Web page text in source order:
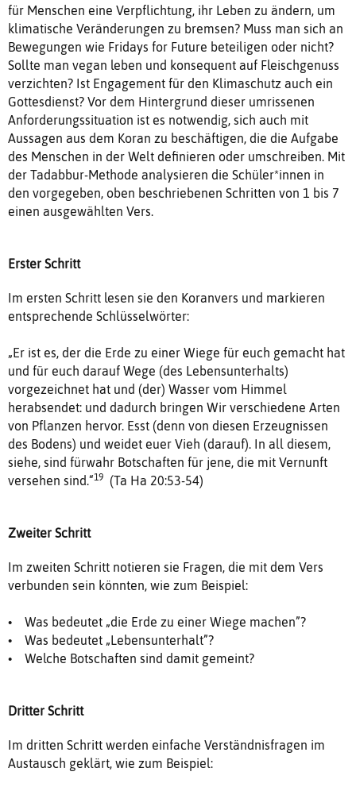
für Menschen eine Verpflichtung, ihr Leben zu ändern, um
klimatische Veränderungen zu bremsen? Muss man sich an
Bewegungen wie Fridays for Future beteiligen oder nicht?
Sollte man vegan leben und konsequent auf Fleischgenuss
verzichten? Ist Engagement für den Klimaschutz auch ein
Gottesdienst? Vor dem Hintergrund dieser umrissenen
Anforderungssituation ist es notwendig, sich auch mit
Aussagen aus dem Koran zu beschäftigen, die die Aufgabe
des Menschen in der Welt definieren oder umschreiben. Mit
der Tadabbur-Methode analysieren die Schüler*innen in
den vorgegeben, oben beschriebenen Schritten von 1 bis 7
einen ausgewählten Vers.
Erster Schritt
Im ersten Schritt lesen sie den Koranvers und markieren
entsprechende Schlüsselwörter:
„Er ist es, der die Erde zu einer Wiege für euch gemacht hat
und für euch darauf Wege (des Lebensunterhalts)
vorgezeichnet hat und (der) Wasser vom Himmel
herabsendet: und dadurch bringen Wir verschiedene Arten
von Pflanzen hervor. Esst (denn von diesen Erzeugnissen
des Bodens) und weidet euer Vieh (darauf). In all diesem,
siehe, sind fürwahr Botschaften für jene, die mit Vernunft
versehen sind.“19 (Ta Ha 20:53-54)
Zweiter Schritt
Im zweiten Schritt notieren sie Fragen, die mit dem Vers
verbunden sein könnten, wie zum Beispiel:
• Was bedeutet „die Erde zu einer Wiege machen”?
• Was bedeutet „Lebensunterhalt”?
• Welche Botschaften sind damit gemeint?
Dritter Schritt
Im dritten Schritt werden einfache Verständnisfragen im
Austausch geklärt, wie zum Beispiel: